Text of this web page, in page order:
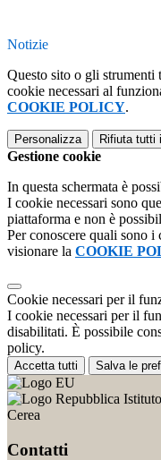
Notizie
Questo sito o gli strumenti
cookie necessari al
COOKIE POLICY.
Personalizza Rifiuta tutti
Gestione cookie
In questa schermata è
I cookie necessari sono
piattaforma e non è
Per conoscere quali sono i
visionare la COOKIE
Cookie necessari per il
I cookie necessari per il
disabilitati. È possibile
policy.
Accetta tutti Salva le
Cerea
Contatti